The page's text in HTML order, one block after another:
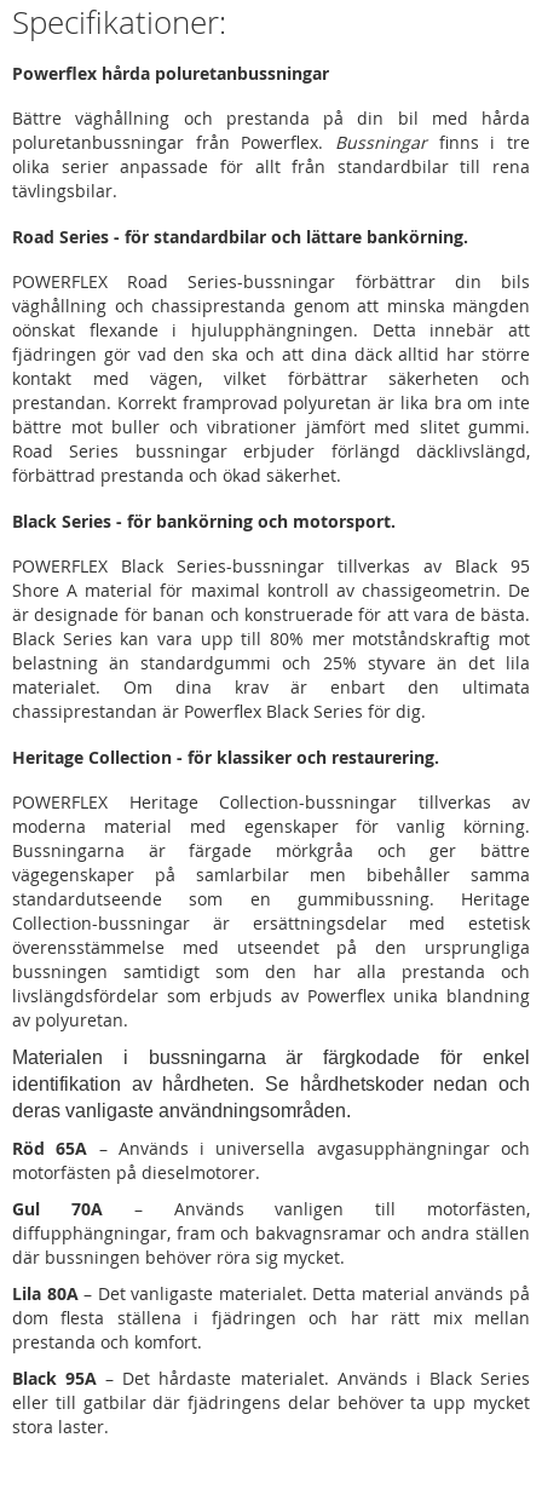
Specifikationer:
Powerflex hårda poluretanbussningar
Bättre väghållning och prestanda på din bil med hårda
poluretanbussningar från Powerflex. Bussningar finns i tre
olika serier anpassade för allt från standardbilar till rena
tävlingsbilar.
Road Series - för standardbilar och lättare bankörning.
POWERFLEX Road Series-bussningar förbättrar din bils
väghållning och chassiprestanda genom att minska mängden
oönskat flexande i hjulupphängningen. Detta innebär att
fjädringen gör vad den ska och att dina däck alltid har större
kontakt med vägen, vilket förbättrar säkerheten och
prestandan. Korrekt framprovad polyuretan är lika bra om inte
bättre mot buller och vibrationer jämfört med slitet gummi.
Road Series bussningar erbjuder förlängd däcklivslängd,
förbättrad prestanda och ökad säkerhet.
Black Series - för bankörning och motorsport.
POWERFLEX Black Series-bussningar tillverkas av Black 95
Shore A material för maximal kontroll av chassigeometrin. De
är designade för banan och konstruerade för att vara de bästa.
Black Series kan vara upp till 80% mer motståndskraftig mot
belastning än standardgummi och 25% styvare än det lila
materialet. Om dina krav är enbart den ultimata
chassiprestandan är Powerflex Black Series för dig.
Heritage Collection - för klassiker och restaurering.
POWERFLEX Heritage Collection-bussningar tillverkas av
moderna material med egenskaper för vanlig körning.
Bussningarna är färgade mörkgråa och ger bättre
vägegenskaper på samlarbilar men bibehåller samma
standardutseende som en gummibussning. Heritage
Collection-bussningar är ersättningsdelar med estetisk
överensstämmelse med utseendet på den ursprungliga
bussningen samtidigt som den har alla prestanda och
livslängdsfördelar som erbjuds av Powerflex unika blandning
av polyuretan.
Materialen i bussningarna är färgkodade för enkel
identifikation av hårdheten. Se hårdhetskoder nedan och
deras vanligaste användningsområden.
Röd 65A – Används i universella avgasupphängningar och
motorfästen på dieselmotorer.
Gul 70A– Används vanligen till motorfästen,
diffupphängningar, fram och bakvagnsramar och andra ställen
där bussningen behöver röra sig mycket.
Lila 80A– Det vanligaste materialet. Detta material används på
dom flesta ställena i fjädringen och har rätt mix mellan
prestanda och komfort.
Black 95A – Det hårdaste materialet. Används i Black Series
eller till gatbilar där fjädringens delar behöver ta upp mycket
stora laster.